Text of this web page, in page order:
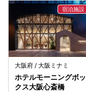
大阪府 / 大阪ミナミ
ホテルモーニングボッ
クス大阪心斎橋